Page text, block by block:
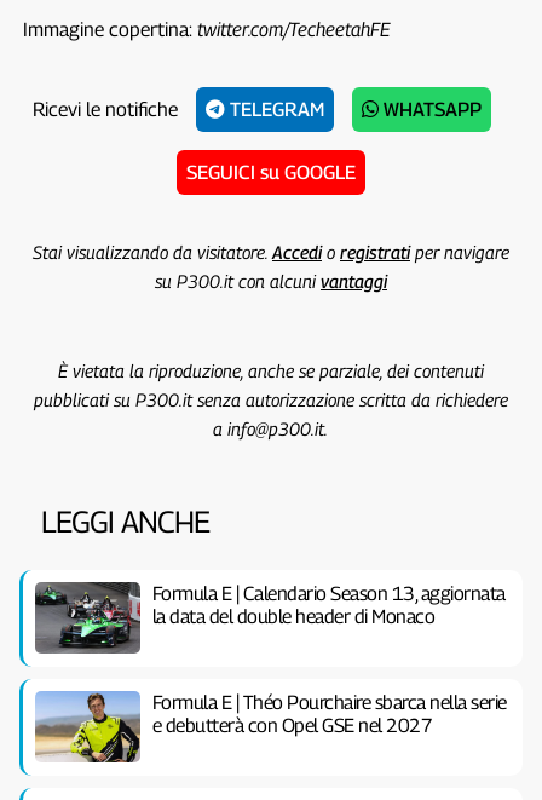
Immagine copertina: twitter.com/TecheetahFE
Ricevi le notifiche TELEGRAM WHATSAPP
SEGUICI su GOOGLE
Stai visualizzando da visitatore. Accedio registratiper navigare
su P300.it con alcunivantaggi
È vietata la riproduzione, anche se parziale, dei contenuti
pubblicati su P300.it senza autorizzazione scritta da richiedere
a info@p300.it.
LEGGI ANCHE
Formula E | Calendario Season 13, aggiornata
la data del double header di Monaco
Formula E | Théo Pourchaire sbarca nella serie
e debutterà con Opel GSE nel 2027